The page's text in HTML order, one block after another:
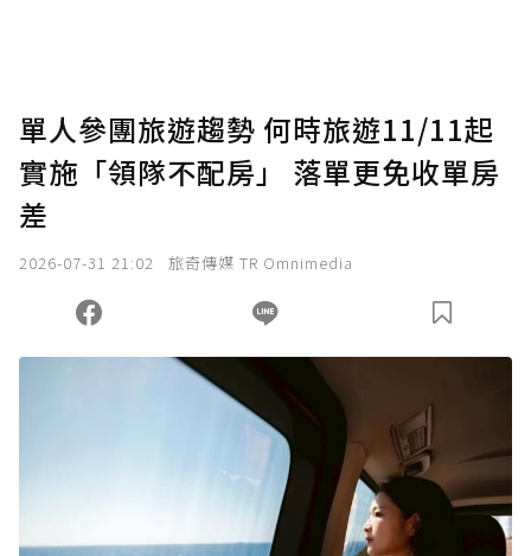
單人參團旅遊趨勢 何時旅遊11/11起
實施「領隊不配房」 落單更免收單房
差
2026-07-31 21:02 旅奇傳媒 TR Omnimedia